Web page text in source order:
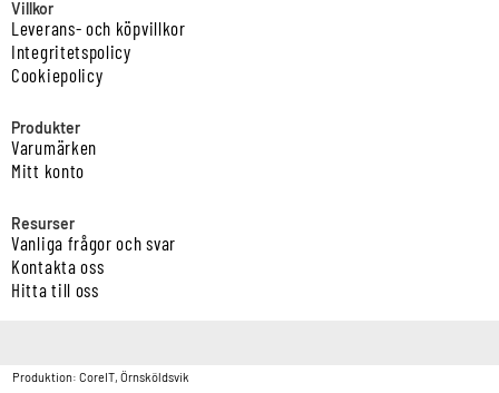
Villkor
Leverans- och köpvillkor
Integritetspolicy
Cookiepolicy
Produkter
Varumärken
Mitt konto
Resurser
Vanliga frågor och svar
Kontakta oss
Hitta till oss
Produktion: CoreIT, Örnsköldsvik